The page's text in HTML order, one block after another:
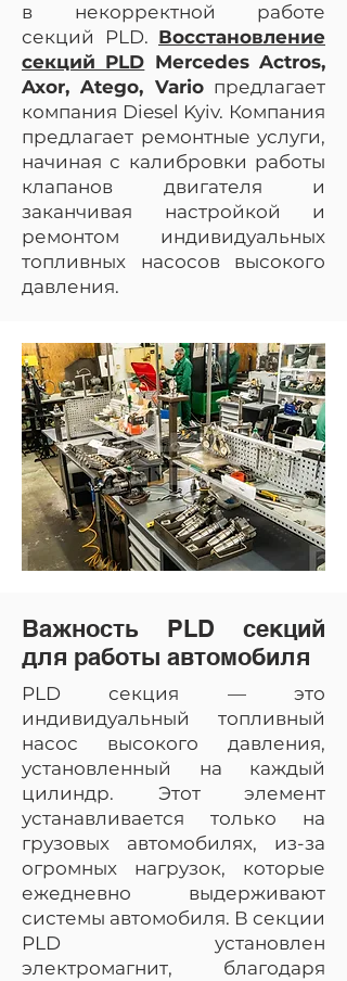
в некорректной работе
секций PLD. Восстановление
секций PLD Mercedes Actros,
Axor, Atego, Varioпредлагает
компания Diesel Kyiv. Компания
предлагает ремонтные услуги,
начиная с калибровки работы
клапанов двигателя и
заканчивая настройкой и
ремонтом индивидуальных
топливных насосов высокого
давления.
Важность PLD секций
для работы автомобиля
PLD секция — это
индивидуальный топливный
насос высокого давления,
установленный на каждый
цилиндр. Этот элемент
устанавливается только на
грузовых автомобилях, из-за
огромных нагрузок, которые
ежедневно выдерживают
системы автомобиля. В секции
PLD установлен
электромагнит, благодаря